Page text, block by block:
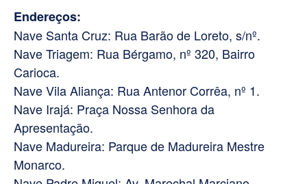
Endereços:
Nave Santa Cruz: Rua Barão de Loreto, s/nº.
Nave Triagem: Rua Bérgamo, nº 320, Bairro
Carioca.
Nave Vila Aliança: Rua Antenor Corrêa, nº 1.
Nave Irajá: Praça Nossa Senhora da
Apresentação.
Nave Madureira: Parque de Madureira Mestre
Monarco.